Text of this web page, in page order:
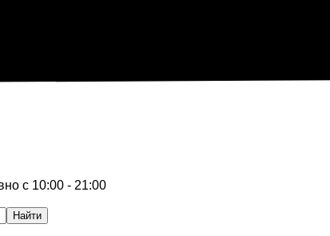
с 10:00 - 21:00
Найти